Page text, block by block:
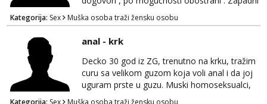
Anđela
Čekam tvoj poziv!
Tel:064/677-677- Kod: #142
Čekam tvoj poziv!
dio Zagreba .Javiti se prvo porukom na
WhatsApp 0958634499
Kategorija: Sex Muška osoba traži žensku osobu
anal - krk
Decko 30 god iz ZG, trenutno na krku, tražim
curu sa velikom guzom koja voli anal i da joj
uguram prste u guzu. Muski homoseksualci,
parovi i transiči odjebite, ne zanimate me. Bilo
Kategorija: Sex Muška osoba traži žensku osobu